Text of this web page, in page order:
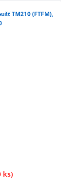
TM210 (FTFM),
ks)